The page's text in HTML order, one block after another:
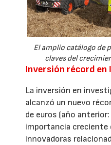
El amplio catálogo de
claves del
Inversión récord en
La inversión en
alcanzó un nuevo
de euros (año
importancia creciente
innovadoras